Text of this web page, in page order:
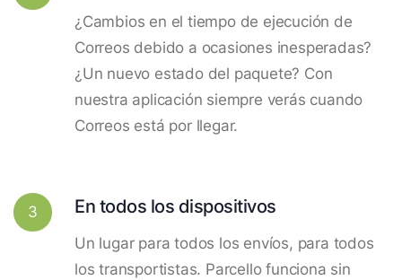
¿Cambios en el tiempo de ejecución de
Correos debido a ocasiones inesperadas?
¿Un nuevo estado del paquete? Con
nuestra aplicación siempre verás cuando
Correos está por llegar.
3 En todos los dispositivos
Un lugar para todos los envíos, para todos
los transportistas. Parcello funciona sin